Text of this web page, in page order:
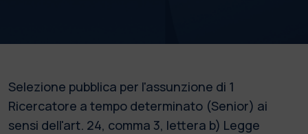
Selezione pubblica per l'assunzione di 1
Ricercatore a tempo determinato (Senior) ai
sensi dell'art. 24, comma 3, lettera b) Legge